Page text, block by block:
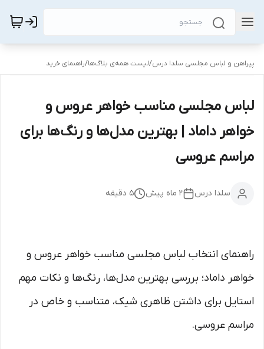
پیراهن و لباس مجلسی سلدا درس/لیست همه‌ی بلاگ‌ها/راهنمای خرید
لباس مجلسی مناسب خواهر عروس و
خواهر داماد | بهترین مدل‌ها و رنگ‌ها برای
مراسم عروسی
سلدا درس ۲ ماه پیش 5 دقیقه
راهنمای انتخاب لباس مجلسی مناسب خواهر عروس و
خواهر داماد؛ بررسی بهترین مدل‌ها، رنگ‌ها و نکات مهم
استایل برای داشتن ظاهری شیک، متناسب و خاص در
مراسم عروسی.